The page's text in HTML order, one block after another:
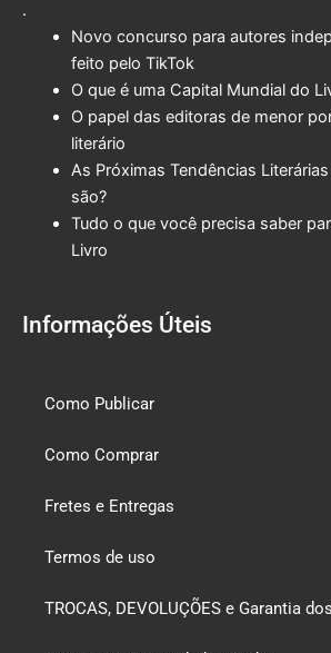
.
Novo concurso para autores
feito pelo TikTok
O que é uma Capital Mundial do
O papel das editoras de menor
literário
As Próximas Tendências
são?
Tudo o que você precisa saber
Livro
Informações Úteis
Como Publicar
Como Comprar
Fretes e Entregas
Termos de uso
TROCAS, DEVOLUÇÕES e Garantia